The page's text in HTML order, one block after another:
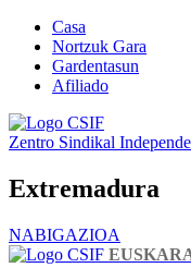
Casa
Nortzuk Gara
Gardentasun
Afiliado
Zentro Sindikal
Extremadura
NABIGAZIOA